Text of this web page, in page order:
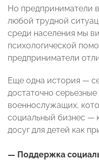
Но предприниматели
любой трудной
среди населения мы
психологической
предприниматели
Еще одна история —
достаточно
военнослужащих,
социальный бизнес —
досуг для детей как
— Поддержка